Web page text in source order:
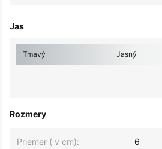
Jas
Tmavý Jasný
Rozmery
Priemer ( v cm): 6